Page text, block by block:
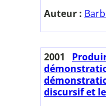
Auteur :
2001
discursif et